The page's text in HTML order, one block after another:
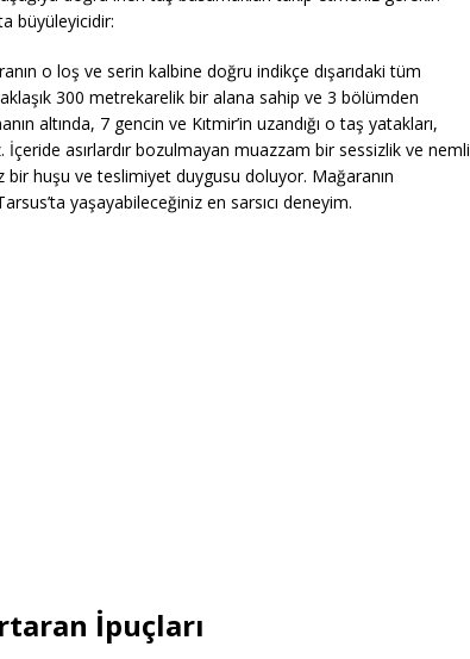
büyüleyicidir:
o loş ve serin kalbine doğru indikçe dışarıdaki tüm
300 metrekarelik bir alana sahip ve 3 bölümden
altında, 7 gencin ve Kıtmir’in uzandığı o taş yatakları,
İçeride asırlardır bozulmayan muazzam bir sessizlik ve nemli
bir huşu ve teslimiyet duygusu doluyor. Mağaranın
yaşayabileceğiniz en sarsıcı deneyim.
İpuçları